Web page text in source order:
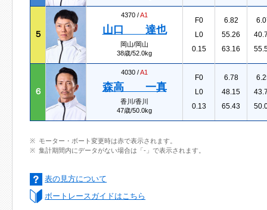
５
4370 /A1
山口 達也
岡山/岡山
38歳/52.0kg
F0
L0
0.15
6.82
55.26
63.16
６
4030 /A1
森高 一真
香川/香川
47歳/50.0kg
F0
L0
0.13
6.78
48.15
65.43
モーター・ボート変更時は赤で表示されます。
集計期間内にデータがない場合は「-」で表示されます。
表の見方について
ボートレースガイドはこちら